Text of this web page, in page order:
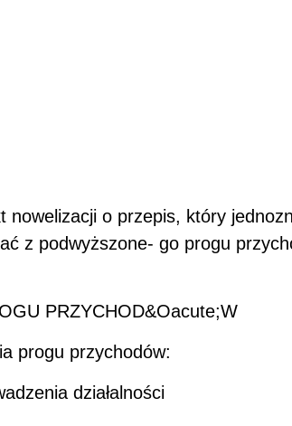
nowelizacji o przepis, który
z podwyższone- go progu
PRZYCHOD&Oacute;W
progu przychodów:
działalności